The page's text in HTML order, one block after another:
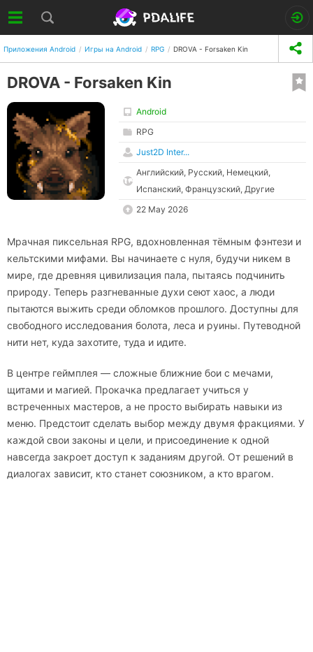
Приложения Android Игры на Android RPG DROVA - Forsaken Kin
DROVA - Forsaken Kin
Android
RPG
Just2D Inter...
Английский, Русский, Немецкий,
Испанский, Французский, Другие
22 May 2026
Мрачная пиксельная RPG, вдохновленная тёмным фэнтези и
кельтскими мифами. Вы начинаете с нуля, будучи никем в
мире, где древняя цивилизация пала, пытаясь подчинить
природу. Теперь разгневанные духи сеют хаос, а люди
пытаются выжить среди обломков прошлого. Доступны для
свободного исследования болота, леса и руины. Путеводной
нити нет, куда захотите, туда и идите.
В центре геймплея — сложные ближние бои с мечами,
щитами и магией. Прокачка предлагает учиться у
встреченных мастеров, а не просто выбирать навыки из
меню. Предстоит сделать выбор между двумя фракциями. У
каждой свои законы и цели, и присоединение к одной
навсегда закроет доступ к заданиям другой. От решений в
диалогах зависит, кто станет союзником, а кто врагом.